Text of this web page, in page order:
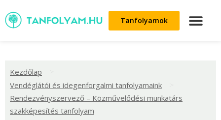
Tanfolyamok
Kezdőlap
Vendéglátói és idegenforgalmi tanfolyamaink
Rendezvényszervező – Közművelődési munkatárs
szakképesítés tanfolyam